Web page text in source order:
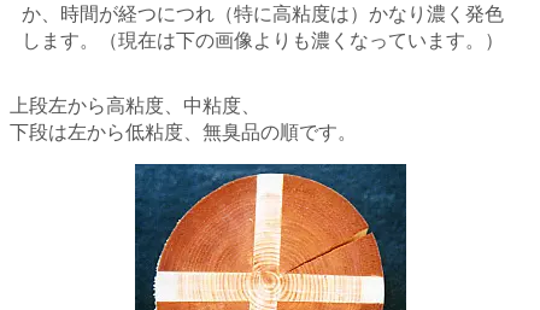
か、時間が経つにつれ（特に高粘度は）かなり濃く発色
します。（現在は下の画像よりも濃くなっています。）
上段左から高粘度、中粘度、
下段は左から低粘度、無臭品の順です。